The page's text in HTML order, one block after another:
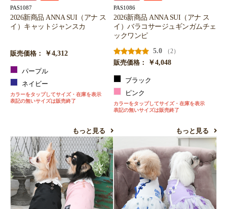
PAS1087
2026新商品 ANNA SUI（アナ ス
イ）キャットジャンスカ
販売価格： ￥4,312
パープル
ネイビー
カラーをタップしてサイズ・在庫を表示
表記の無いサイズは販売終了
もっと見る
PAS1086
2026新商品 ANNA SUI（アナ ス
イ）バラコサージュギンガムチェ
ックワンピ
5.0
（2）
販売価格：
￥4,048
ブラック
ピンク
カラーをタップしてサイズ・在庫を表示
表記の無いサイズは販売終了
もっと見る